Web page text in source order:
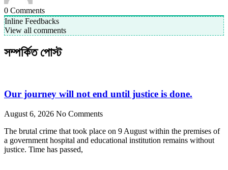
0 Comments
Inline Feedbacks
View all comments
সম্পর্কিত পোস্ট
Our journey will not end until justice is done.
August 6, 2026 No Comments
The brutal crime that took place on 9 August within the premises of
a government hospital and educational institution remains without
justice. Time has passed,